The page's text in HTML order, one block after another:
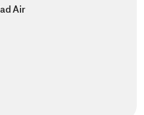
Air